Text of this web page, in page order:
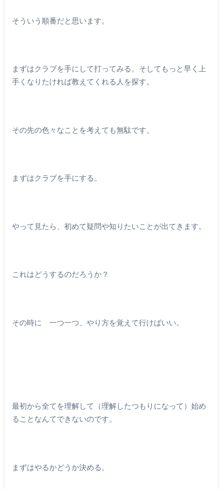
そういう順番だと思います。
まずはクラブを手にして打ってみる。そしてもっと早く上
手くなりたければ教えてくれる人を探す。
その先の色々なことを考えても無駄です。
まずはクラブを手にする。
やって見たら、初めて疑問や知りたいことが出てきます。
これはどうするのだろうか？
その時に 一つ一つ、やり方を覚えて行けばいい。
最初から全てを理解して（理解したつもりになって）始め
ることなんてできないのです。
まずはやるかどうか決める。